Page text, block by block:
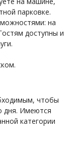
парковке.
на
доступны и
чтобы
дня. Имеются
категории